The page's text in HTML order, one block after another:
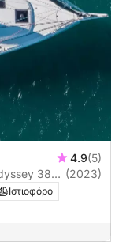
4.9(5)
380
(2023)
Ιστιοφόρο